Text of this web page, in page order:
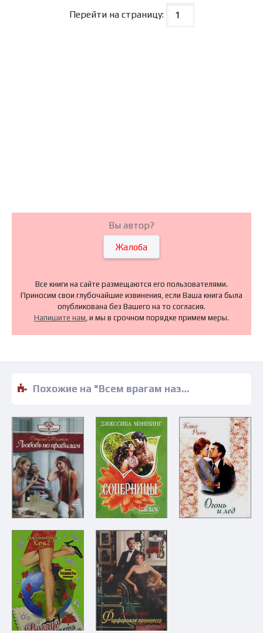
Перейти на страницу:
Вы автор?
Жалоба
Все книги на сайте размещаются его пользователями.
Приносим свои глубочайшие извинения, если Ваша книга была
опубликована без Вашего на то согласия.
Напишите нам , и мы в срочном порядке примем меры.
Похожие на "Всем врагам назло! - Елена Харькова" книги читать бесплатно полные версии